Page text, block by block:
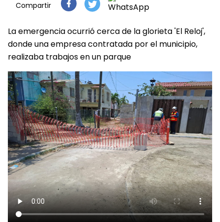
Compartir
La emergencia ocurrió cerca de la glorieta 'El Reloj',
donde una empresa contratada por el municipio,
realizaba trabajos en un parque